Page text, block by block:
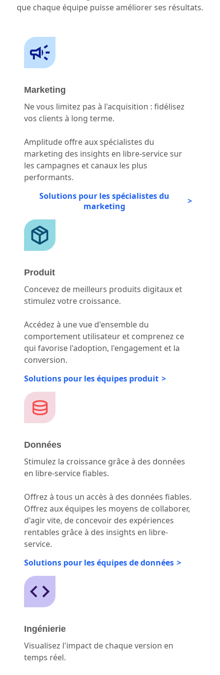
que chaque équipe puisse améliorer ses résultats.
Marketing
Ne vous limitez pas à l'acquisition : fidélisez
vos clients à long terme.
Amplitude offre aux spécialistes du
marketing des insights en libre-service sur
les campagnes et canaux les plus
performants.
Solutions pour les spécialistes du
marketing
Produit
Concevez de meilleurs produits digitaux et
stimulez votre croissance.
Accédez à une vue d'ensemble du
comportement utilisateur et comprenez ce
qui favorise l'adoption, l'engagement et la
conversion.
Solutions pour les équipes produit
Données
Stimulez la croissance grâce à des données
en libre-service fiables.
Offrez à tous un accès à des données fiables.
Offrez aux équipes les moyens de collaborer,
d'agir vite, de concevoir des expériences
rentables grâce à des insights en libre-
service.
Solutions pour les équipes de données
Ingénierie
Visualisez l'impact de chaque version en
temps réel.